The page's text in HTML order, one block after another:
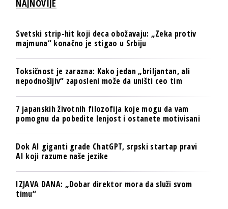
NAJNOVIJE
Svetski strip-hit koji deca obožavaju: „Zeka protiv
majmuna“ konačno je stigao u Srbiju
Toksičnost je zarazna: Kako jedan „briljantan, ali
nepodnošljiv“ zaposleni može da uništi ceo tim
7 japanskih životnih filozofija koje mogu da vam
pomognu da pobedite lenjost i ostanete motivisani
Dok AI giganti grade ChatGPT, srpski startap pravi
AI koji razume naše jezike
IZJAVA DANA: „Dobar direktor mora da služi svom
timu“